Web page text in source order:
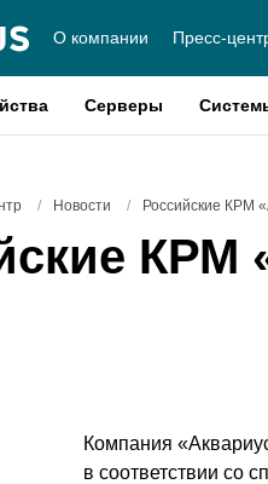
О компании Пресс-
Серверы
/ Новости / Российские КРМ
КРМ
Компания
в соответствии со